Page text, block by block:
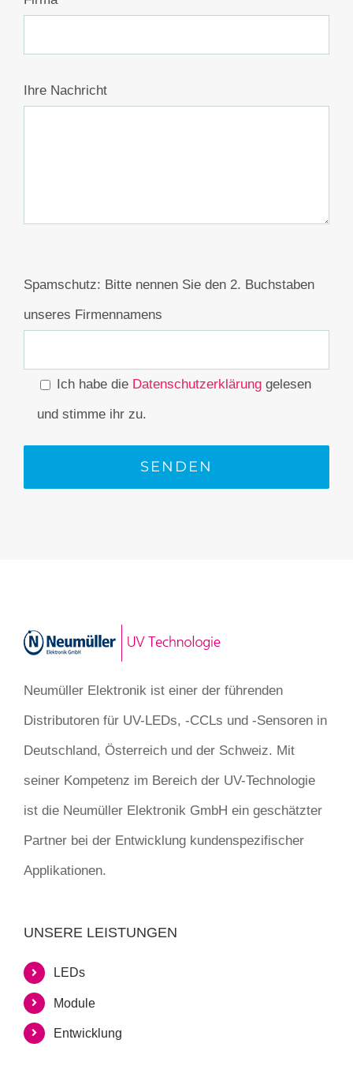
Ihre Nachricht
Spamschutz: Bitte nennen Sie den 2. Buchstaben
unseres Firmennamens
Ich habe die Datenschutzerklärung gelesen
und stimme ihr zu.
Neumüller Elektronik ist einer der führenden
Distributoren für UV-LEDs, -CCLs und -Sensoren in
Deutschland, Österreich und der Schweiz. Mit
seiner Kompetenz im Bereich der UV-Technologie
ist die Neumüller Elektronik GmbH ein geschätzter
Partner bei der Entwicklung kundenspezifischer
Applikationen.
UNSERE LEISTUNGEN
LEDs
Module
Entwicklung